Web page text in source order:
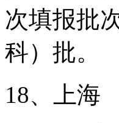
次填报批
科）批。
18、上海